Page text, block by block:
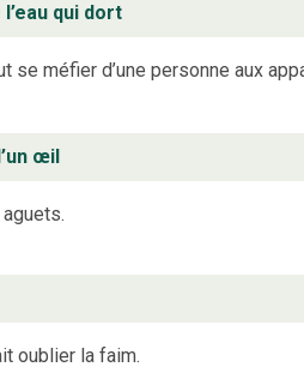
qui dort
se méfier d’une personne aux
œil
oublier la faim.